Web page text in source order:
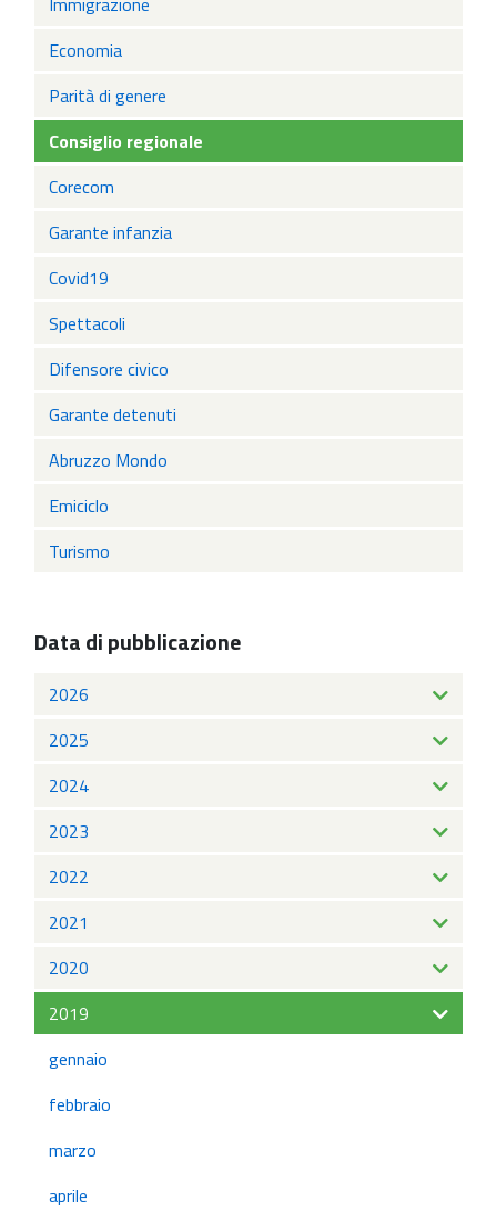
Economia
Parità di genere
Consiglio regionale
Corecom
Garante infanzia
Covid19
Spettacoli
Difensore civico
Garante detenuti
Abruzzo Mondo
Emiciclo
Turismo
Data di pubblicazione
2026
2025
2024
2023
2022
2021
2020
2019
gennaio
febbraio
marzo
aprile